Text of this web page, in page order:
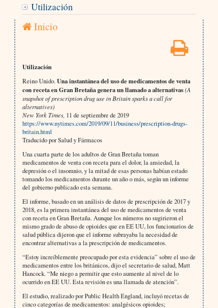
Utilización
Inicio
Utilización
Reino Unido.Una instantánea del uso de medicamentos de venta
con receta en Gran Bretaña genera un llamado a alternativas(A
snapshot of prescription drug use in Britain sparks a call for
alternatives)
New York Times, 11 de septiembre de 2019
https://www.nytimes.com/2019/09/11/business/prescription-drugs-
britain.html
Traducido por Salud y Fármacos
Una cuarta parte de los adultos de Gran Bretaña toman
medicamentos de venta con receta para el dolor, la ansiedad, la
depresión o el insomnio, y la mitad de esas personas habían estado
tomando los medicamentos durante un año o más, según un informe
del gobierno publicado esta semana.
El informe, basado en un análisis de datos de prescripción de 2017 y
2018, es la primera instantánea del uso de medicamentos de venta
con receta en Gran Bretaña. Aunque los números no sugirieron el
mismo grado de abuso de opioides que en EE UU, los funcionarios de
salud pública dijeron que el informe subrayaba la necesidad de
encontrar alternativas a la prescripción de medicamentos.
“Estoy increíblemente preocupado por esta evidencia” sobre el uso de
medicamentos entre los británicos, dijo el secretario de salud, Matt
Hancock. “Me niego a permitir que esto aumente al nivel de lo
ocurrido en EE UU. Esta revisión es una llamada de atención”.
El estudio, realizado por Public Health England, incluyó recetas de
cinco categorías de medicamentos: analgésicos opioides;